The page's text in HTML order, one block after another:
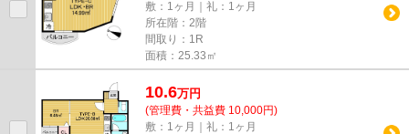
敷：1ヶ月｜礼：1ヶ月
所在階：2階
間取り：1R
面積：25.33㎡
10.6万円
(管理費・共益費 10,000円)
敷：1ヶ月｜礼：1ヶ月